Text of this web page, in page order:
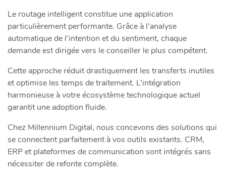
Le routage intelligent constitue une application
particulièrement performante. Grâce à l’analyse
automatique de l’intention et du sentiment, chaque
demande est dirigée vers le conseiller le plus compétent.
Cette approche réduit drastiquement les transferts inutiles
et optimise les temps de traitement. L’intégration
harmonieuse à votre écosystème technologique actuel
garantit une adoption fluide.
Chez Millennium Digital, nous concevons des solutions qui
se connectent parfaitement à vos outils existants. CRM,
ERP et plateformes de communication sont intégrés sans
nécessiter de refonte complète.